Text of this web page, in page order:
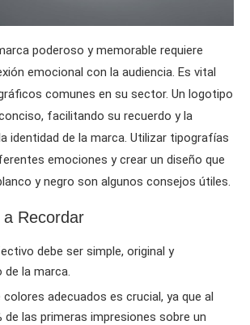
poderoso y memorable requiere
emocional con la audiencia. Es vital
comunes en su sector. Un logotipo
facilitando su recuerdo y la
identidad de la marca. Utilizar tipografías
emociones y crear un diseño que
y negro son algunos consejos útiles.
Recordar
debe ser simple, original y
la marca.
colores adecuados es crucial, ya que al
de las primeras impresiones sobre un